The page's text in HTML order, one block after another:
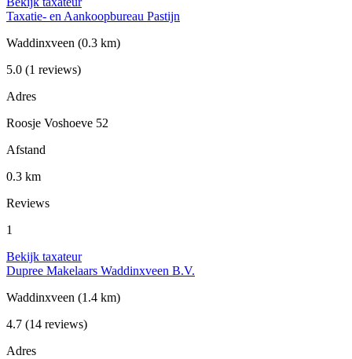
Taxatie- en Aankoopbureau Pastijn
Waddinxveen (0.3 km)
5.0 (1 reviews)
Adres
Roosje Voshoeve 52
Afstand
0.3 km
Reviews
1
Bekijk taxateur
Dupree Makelaars Waddinxveen B.V.
Waddinxveen (1.4 km)
4.7 (14 reviews)
Adres